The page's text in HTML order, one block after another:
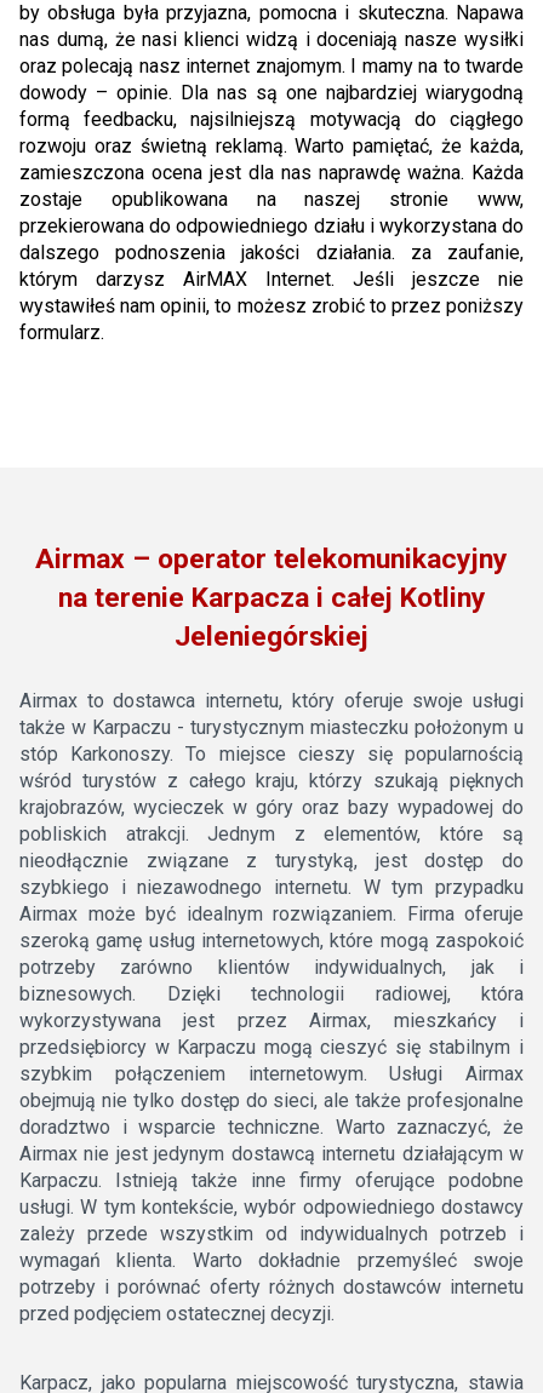
by obsługa była przyjazna, pomocna i skuteczna. Napawa
nas dumą, że nasi klienci widzą i doceniają nasze wysiłki
oraz polecają nasz internet znajomym. I mamy na to twarde
dowody – opinie. Dla nas są one najbardziej wiarygodną
formą feedbacku, najsilniejszą motywacją do ciągłego
rozwoju oraz świetną reklamą. Warto pamiętać, że każda,
zamieszczona ocena jest dla nas naprawdę ważna. Każda
zostaje opublikowana na naszej stronie www,
przekierowana do odpowiedniego działu i wykorzystana do
dalszego podnoszenia jakości działania. za zaufanie,
którym darzysz AirMAX Internet. Jeśli jeszcze nie
wystawiłeś nam opinii, to możesz zrobić to przez poniższy
formularz.
Airmax – operator telekomunikacyjny
na terenie Karpacza i całej Kotliny
Jeleniegórskiej
Airmax to dostawca internetu, który oferuje swoje usługi
także w Karpaczu - turystycznym miasteczku położonym u
stóp Karkonoszy. To miejsce cieszy się popularnością
wśród turystów z całego kraju, którzy szukają pięknych
krajobrazów, wycieczek w góry oraz bazy wypadowej do
pobliskich atrakcji. Jednym z elementów, które są
nieodłącznie związane z turystyką, jest dostęp do
szybkiego i niezawodnego internetu. W tym przypadku
Airmax może być idealnym rozwiązaniem. Firma oferuje
szeroką gamę usług internetowych, które mogą zaspokoić
potrzeby zarówno klientów indywidualnych, jak i
biznesowych. Dzięki technologii radiowej, która
wykorzystywana jest przez Airmax, mieszkańcy i
przedsiębiorcy w Karpaczu mogą cieszyć się stabilnym i
szybkim połączeniem internetowym. Usługi Airmax
obejmują nie tylko dostęp do sieci, ale także profesjonalne
doradztwo i wsparcie techniczne. Warto zaznaczyć, że
Airmax nie jest jedynym dostawcą internetu działającym w
Karpaczu. Istnieją także inne firmy oferujące podobne
usługi. W tym kontekście, wybór odpowiedniego dostawcy
zależy przede wszystkim od indywidualnych potrzeb i
wymagań klienta. Warto dokładnie przemyśleć swoje
potrzeby i porównać oferty różnych dostawców internetu
przed podjęciem ostatecznej decyzji.
Karpacz, jako popularna miejscowość turystyczna, stawia